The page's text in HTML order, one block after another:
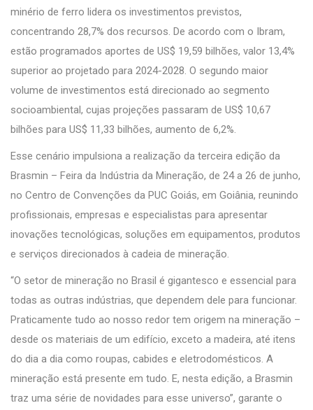
minério de ferro lidera os investimentos previstos,
concentrando 28,7% dos recursos. De acordo com o Ibram,
estão programados aportes de US$ 19,59 bilhões, valor 13,4%
superior ao projetado para 2024-2028. O segundo maior
volume de investimentos está direcionado ao segmento
socioambiental, cujas projeções passaram de US$ 10,67
bilhões para US$ 11,33 bilhões, aumento de 6,2%.
Esse cenário impulsiona a realização da terceira edição da
Brasmin – Feira da Indústria da Mineração, de 24 a 26 de junho,
no Centro de Convenções da PUC Goiás, em Goiânia, reunindo
profissionais, empresas e especialistas para apresentar
inovações tecnológicas, soluções em equipamentos, produtos
e serviços direcionados à cadeia de mineração.
“O setor de mineração no Brasil é gigantesco e essencial para
todas as outras indústrias, que dependem dele para funcionar.
Praticamente tudo ao nosso redor tem origem na mineração –
desde os materiais de um edifício, exceto a madeira, até itens
do dia a dia como roupas, cabides e eletrodomésticos. A
mineração está presente em tudo. E, nesta edição, a Brasmin
traz uma série de novidades para esse universo”, garante o